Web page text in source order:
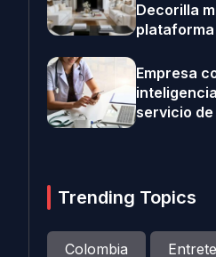
Decorilla
Empresa
servicio de
Trending Topics
Colombia